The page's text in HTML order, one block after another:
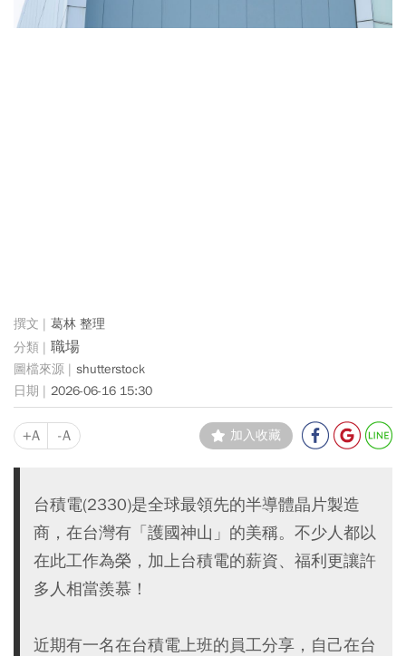
葛林 整理
職場
shutterstock
2026-06-16 15:30
+A -A 加入收藏
台積電(2330)是全球最領先的半導體晶片製造
商，在台灣有「護國神山」的美稱。不少人都以
在此工作為榮，加上台積電的薪資、福利更讓許
多人相當羨慕！
近期有一名在台積電上班的員工分享，自己在台